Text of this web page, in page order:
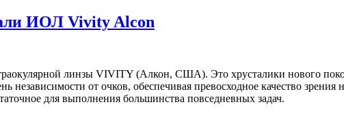
ИОЛ Vivity Alcon
линзы VIVITY (Алкон, США). Это хрусталики нового
от очков, обеспечивая превосходное качество зрения
для выполнения большинства повседневных задач.